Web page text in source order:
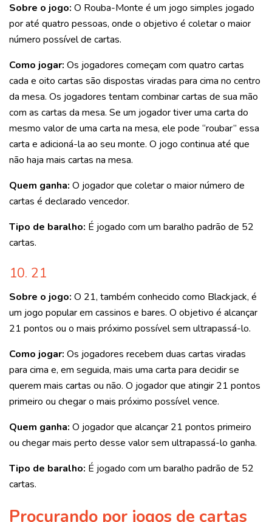
Sobre o jogo: O Rouba-Monte é um jogo simples jogado
por até quatro pessoas, onde o objetivo é coletar o maior
número possível de cartas.
Como jogar: Os jogadores começam com quatro cartas
cada e oito cartas são dispostas viradas para cima no centro
da mesa. Os jogadores tentam combinar cartas de sua mão
com as cartas da mesa. Se um jogador tiver uma carta do
mesmo valor de uma carta na mesa, ele pode “roubar” essa
carta e adicioná-la ao seu monte. O jogo continua até que
não haja mais cartas na mesa.
Quem ganha: O jogador que coletar o maior número de
cartas é declarado vencedor.
Tipo de baralho: É jogado com um baralho padrão de 52
cartas.
10. 21
Sobre o jogo: O 21, também conhecido como Blackjack, é
um jogo popular em cassinos e bares. O objetivo é alcançar
21 pontos ou o mais próximo possível sem ultrapassá-lo.
Como jogar: Os jogadores recebem duas cartas viradas
para cima e, em seguida, mais uma carta para decidir se
querem mais cartas ou não. O jogador que atingir 21 pontos
primeiro ou chegar o mais próximo possível vence.
Quem ganha: O jogador que alcançar 21 pontos primeiro
ou chegar mais perto desse valor sem ultrapassá-lo ganha.
Tipo de baralho: É jogado com um baralho padrão de 52
cartas.
Procurando por jogos de cartas